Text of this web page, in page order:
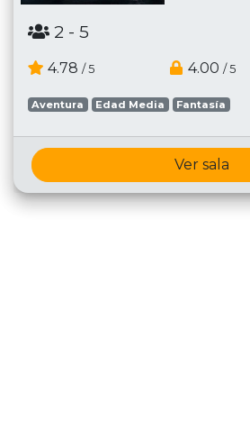
2 - 5
4.78 / 5 4.00 / 5
Aventura Edad Media Fantasía
Ver sala